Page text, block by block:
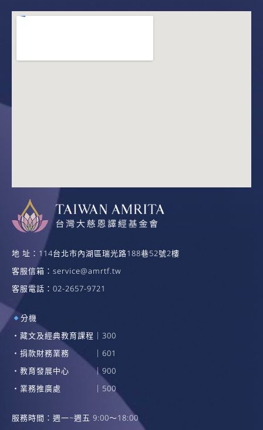
地 址：114台北市內湖區瑞光路188巷52號2樓
客服信箱： service@amrtf.tw
客服電話：02-2657-9721
分機
・藏文及經典教育課程｜300
・捐款財務業務 ｜601
・教育發展中心 ｜900
・業務推廣處 ｜500
服務時間：週一~週五 9:00～18:00